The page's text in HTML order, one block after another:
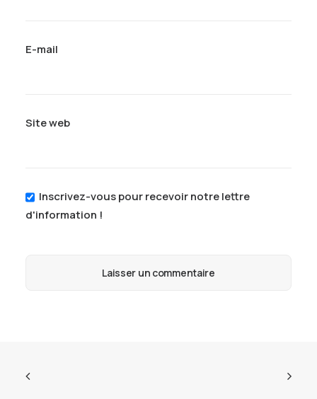
E-mail
Site web
Inscrivez-vous pour recevoir notre lettre
d'information !